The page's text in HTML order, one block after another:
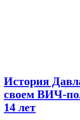
История
своем ВИЧ-
14 лет